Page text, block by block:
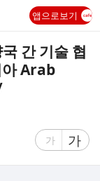
앱으로보기
간 기술 협
아 Arab
글
가
글
자
가